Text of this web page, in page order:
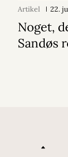
Artikel 22.
Noget,
Sandøs